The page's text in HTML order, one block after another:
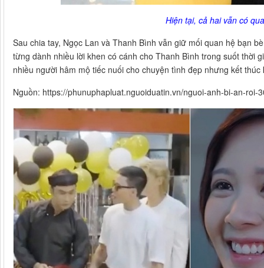
Hiện tại, cả hai vẫn có
Sau chia tay, Ngọc Lan và Thanh Bình vẫn giữ mối quan hệ bạn
từng dành nhiều lời khen có cánh cho Thanh Bình trong suốt thời
nhiều người hâm mộ tiếc nuối cho chuyện tình đẹp nhưng kết
Nguồn: https://phunuphapluat.nguoiduatin.vn/nguoi-anh-bi-an-roi-